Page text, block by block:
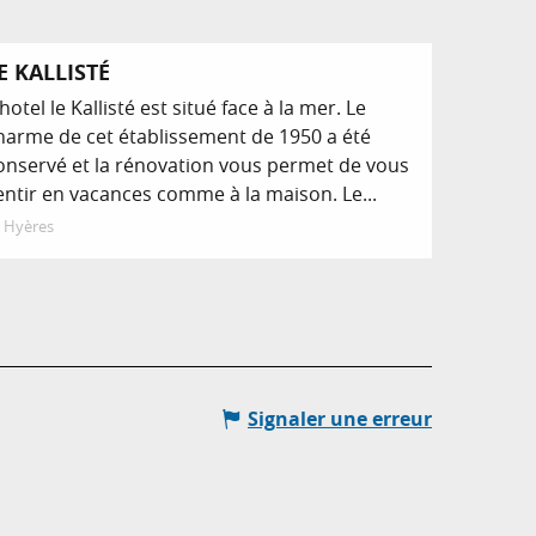
KALLISTÉ
le Kallisté est situé face à la mer. Le
de cet établissement de 1950 a été
et la rénovation vous permet de vous
en vacances comme à la maison. Le...
Hyères
Signaler une erreur